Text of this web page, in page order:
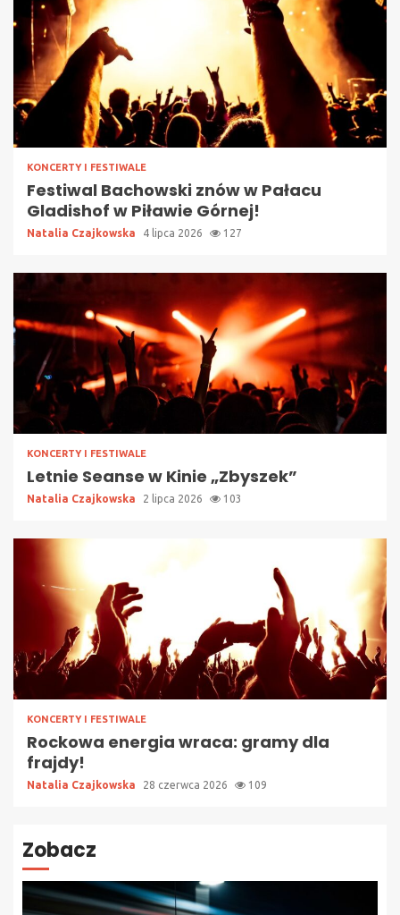
KONCERTY I FESTIWALE
Festiwal Bachowski znów w Pałacu
Gladishof w Piławie Górnej!
Natalia Czajkowska 4 lipca 2026 127
KONCERTY I FESTIWALE
Letnie Seanse w Kinie „Zbyszek”
Natalia Czajkowska 2 lipca 2026 103
KONCERTY I FESTIWALE
Rockowa energia wraca: gramy dla
frajdy!
Natalia Czajkowska 28 czerwca 2026 109
Zobacz